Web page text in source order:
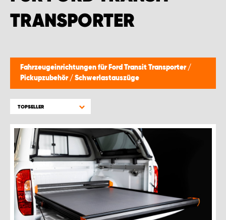
TRANSPORTER
Fahrzeugeinrichtungen für Ford Transit Transporter /
Pickupzubehör / Schwerlastauszüge
TOPSELLER
MONTAGEPARTNER WIEN 1230